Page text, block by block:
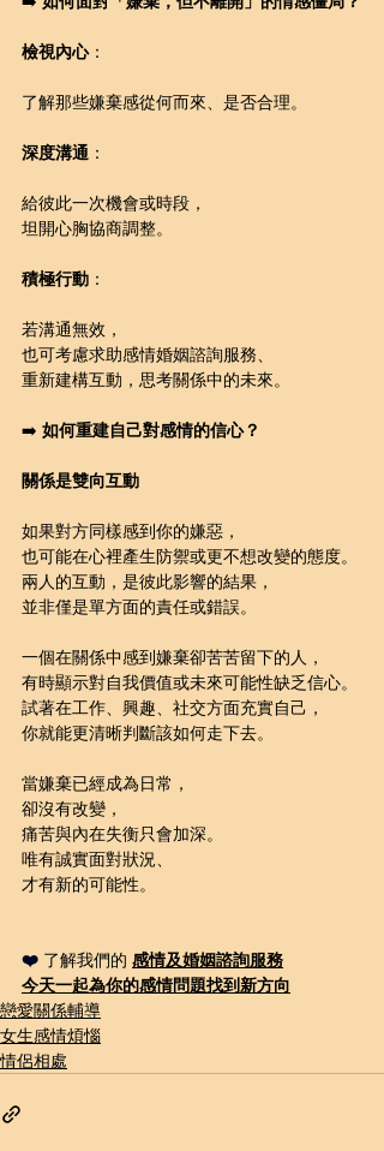
檢視內心：
了解那些嫌棄感從何而來、是否合理。
深度溝通 ：
給彼此一次機會或時段，
坦開心胸協商調整。
積極行動 ：
若溝通無效，
也可考慮求助感情婚姻諮詢服務、
重新建構互動，思考關係中的未來。
➡️ 如何重建自己對感情的信心？
關係是雙向互動
如果對方同樣感到你的嫌惡，
也可能在心裡產生防禦或更不想改變的態度。
兩人的互動，是彼此影響的結果，
並非僅是單方面的責任或錯誤。
一個在關係中感到嫌棄卻苦苦留下的人，
有時顯示對自我價值或未來可能性缺乏信心。
試著在工作、興趣、社交方面充實自己，
你就能更清晰判斷該如何走下去。
當嫌棄已經成為日常，
卻沒有改變，
痛苦與內在失衡只會加深。
唯有誠實面對狀況、
才有新的可能性。
❤️ 了解我們的 感情及婚姻諮詢服務
今天一起為你的感情問題找到新方向
戀愛關係輔導
女生感情煩惱
情侶相處